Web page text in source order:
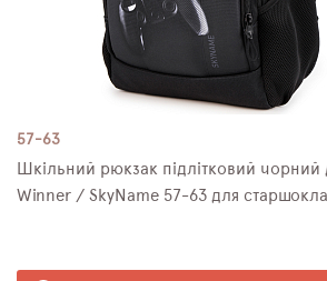
57-63
Шкільний рюкзак підлітковий чорний
Winner / SkyName 57-63 для